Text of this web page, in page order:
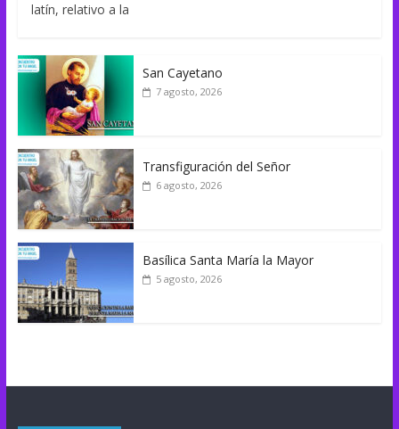
latín, relativo a la
San Cayetano
7 agosto, 2026
Transfiguración del Señor
6 agosto, 2026
Basílica Santa María la Mayor
5 agosto, 2026